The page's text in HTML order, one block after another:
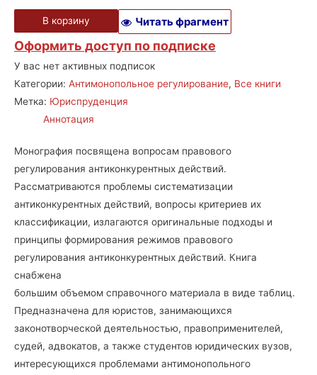
В корзину Читать фрагмент
Оформить доступ по подписке
У вас нет активных подписок
Категории: Антимонопольное регулирование, Все книги
Метка: Юриспруденция
Аннотация
Монография посвящена вопросам правового
регулирования антиконкурентных действий.
Рассматриваются проблемы систематизации
антиконкурентных действий, вопросы критериев их
классификации, излагаются оригинальные подходы и
принципы формирования режимов правового
регулирования антиконкурентных действий. Книга
снабжена
большим объемом справочного материала в виде таблиц.
Предназначена для юристов, занимающихся
законотворческой деятельностью, правоприменителей,
судей, адвокатов, а также студентов юридических вузов,
интересующихся проблемами антимонопольного